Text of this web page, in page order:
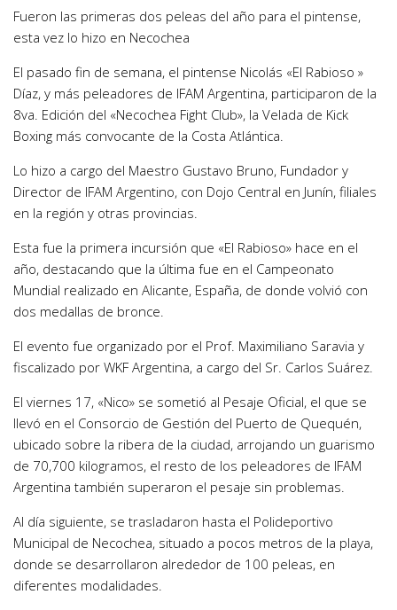
Fueron las primeras dos peleas del año para el pintense,
esta vez lo hizo en Necochea
El pasado fin de semana, el pintense Nicolás «El Rabioso »
Díaz, y más peleadores de IFAM Argentina, participaron de la
8va. Edición del «Necochea Fight Club», la Velada de Kick
Boxing más convocante de la Costa Atlántica.
Lo hizo a cargo del Maestro Gustavo Bruno, Fundador y
Director de IFAM Argentino, con Dojo Central en Junín, filiales
en la región y otras provincias.
Esta fue la primera incursión que «El Rabioso» hace en el
año, destacando que la última fue en el Campeonato
Mundial realizado en Alicante, España, de donde volvió con
dos medallas de bronce.
El evento fue organizado por el Prof. Maximiliano Saravia y
fiscalizado por WKF Argentina, a cargo del Sr. Carlos Suárez.
El viernes 17, «Nico» se sometió al Pesaje Oficial, el que se
llevó en el Consorcio de Gestión del Puerto de Quequén,
ubicado sobre la ribera de la ciudad, arrojando un guarismo
de 70,700 kilogramos, el resto de los peleadores de IFAM
Argentina también superaron el pesaje sin problemas.
Al día siguiente, se trasladaron hasta el Polideportivo
Municipal de Necochea, situado a pocos metros de la playa,
donde se desarrollaron alrededor de 100 peleas, en
diferentes modalidades.